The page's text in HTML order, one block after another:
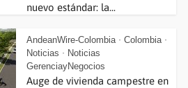
nuevo estándar: la...
AndeanWire-Colombia • Colombia •
Noticias • Noticias
GerenciayNegocios
Auge de vivienda campestre en